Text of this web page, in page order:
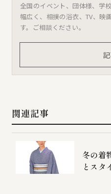
全国のイベント、団体様、学
幅広く、相撲の浴衣、TV、映
す。ご相談ください。
関連記事
冬の着
とスタ